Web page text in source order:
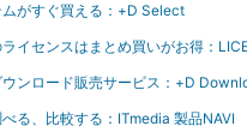
がすぐ買える：+D Select
イセンスはまとめ買いがお得：
ンロード販売サービス：+D
る、比較する：ITmedia 製品NAVI